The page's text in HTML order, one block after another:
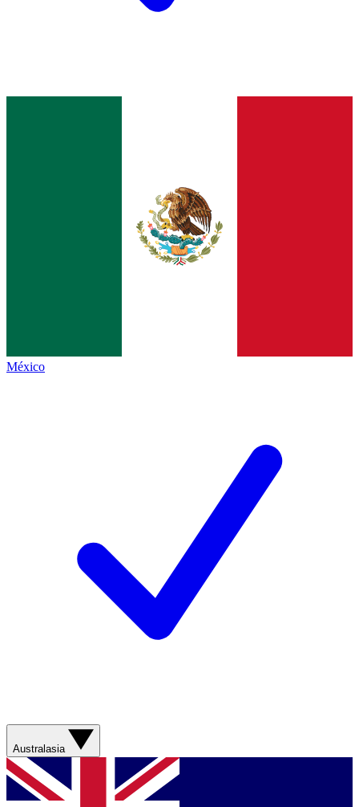
México
Australasia